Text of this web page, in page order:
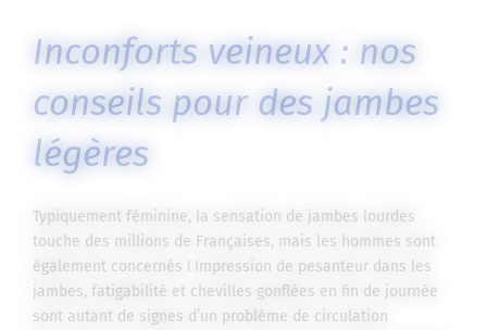
Inconforts veineux : nos
conseils pour des jambes
légères
Typiquement féminine, la sensation de jambes lourdes
touche des millions de Françaises, mais les hommes sont
également concernés ! Impression de pesanteur dans les
jambes, fatigabilité et chevilles gonflées en fin de journée
sont autant de signes d’un problème de circulation